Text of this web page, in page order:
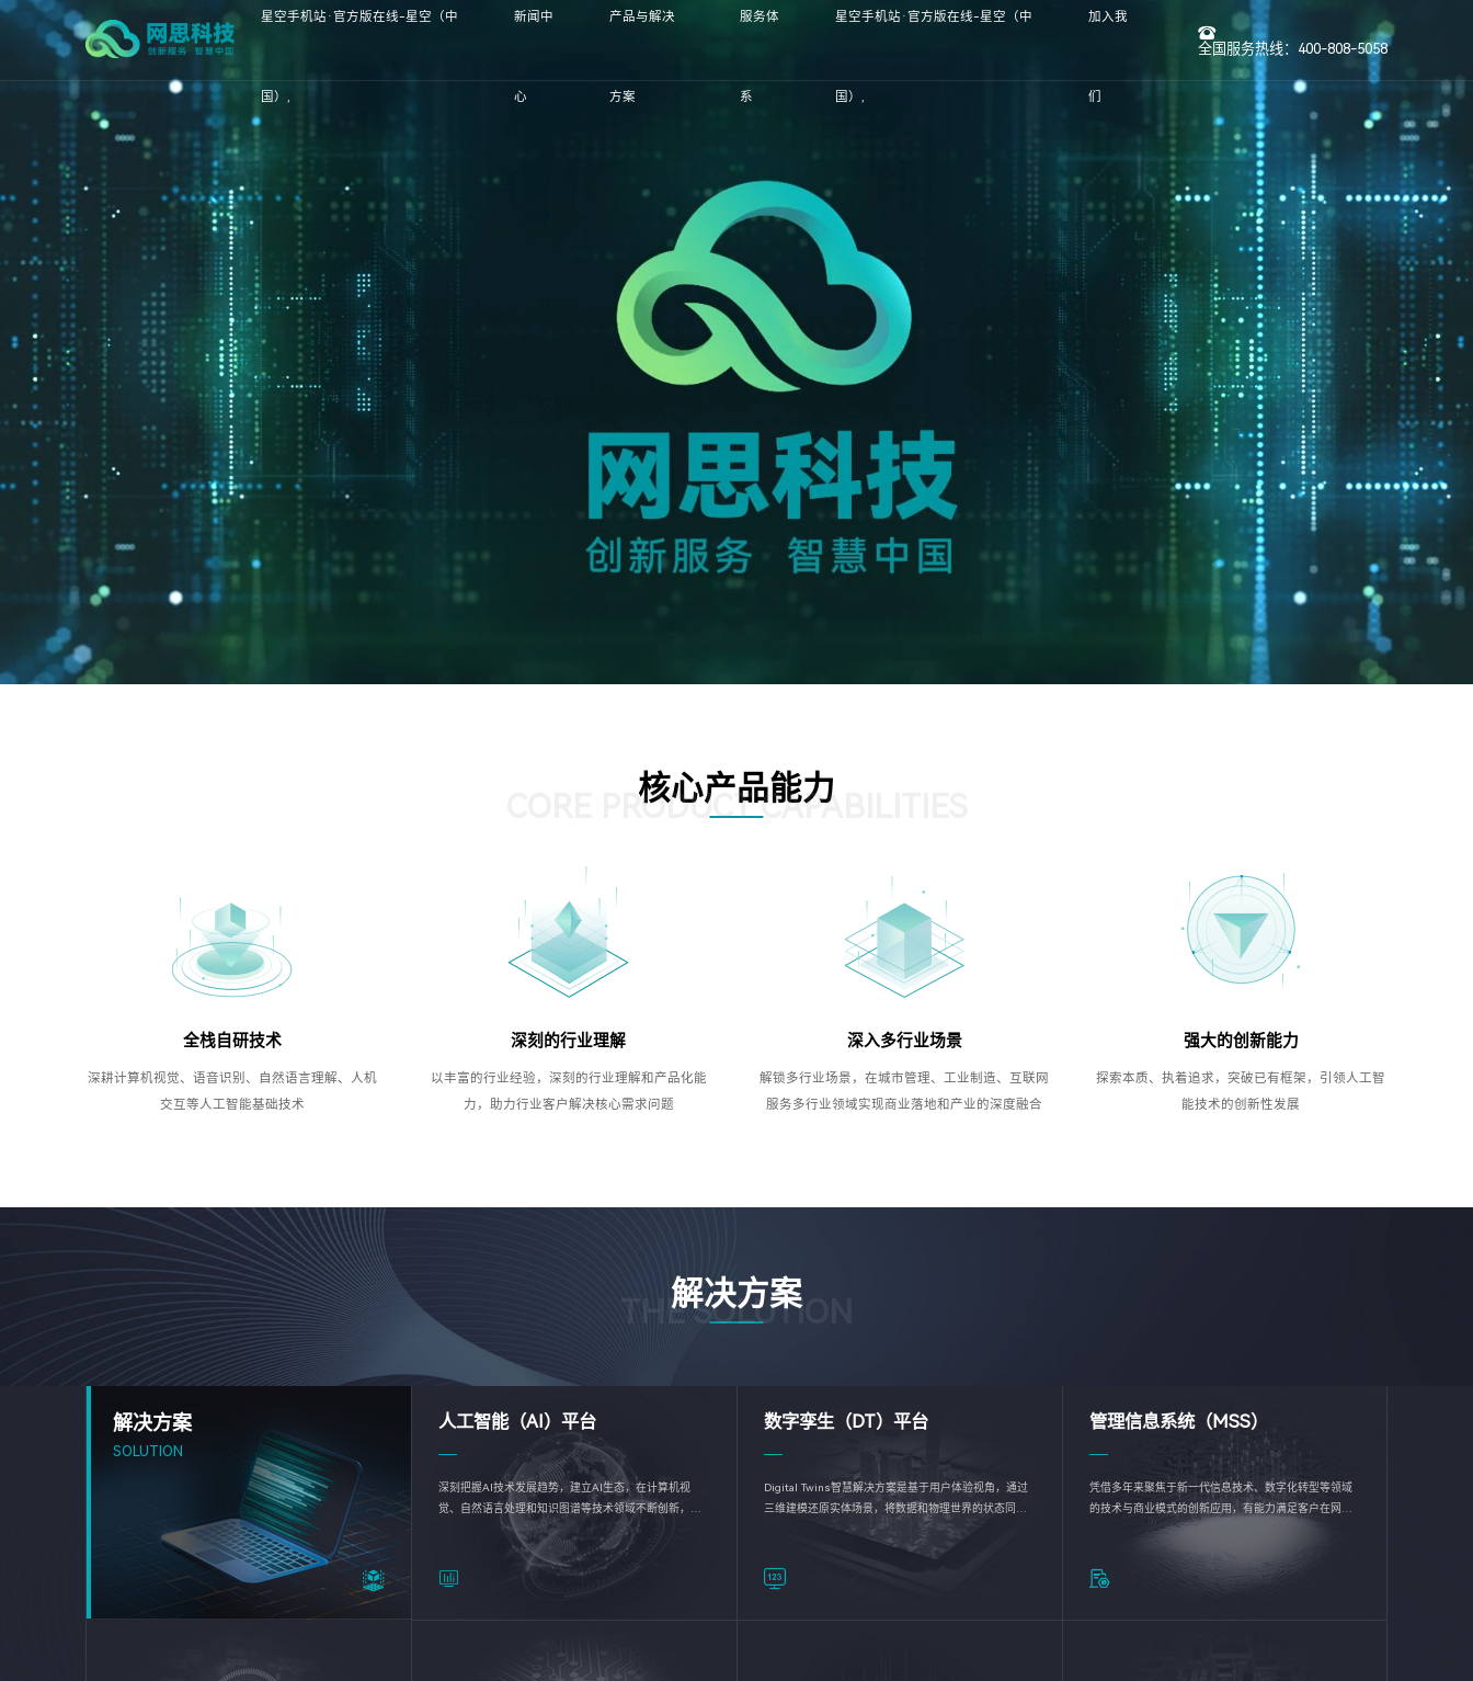
星空手机站·官方版在线-星空（中
国）,
新闻中
心
产品与解决
方案
服务体
系
星空手机站·官方版在线-星空（中
国）,
加入我
们
全国服务热线：400-808-5058
核心产品能力
CORE PRODUCT CAPABILITIES
全栈自研技术
深耕计算机视觉、语音识别、自然语言理解、人机
交互等人工智能基础技术
深刻的行业理解
以丰富的行业经验，深刻的行业理解和产品化能
力，助力行业客户解决核心需求问题
深入多行业场景
解锁多行业场景，在城市管理、工业制造、互联网
服务多行业领域实现商业落地和产业的深度融合
强大的创新能力
探索本质、执着追求，突破已有框架，引领人工智
能技术的创新性发展
解决方案
THE SOLUTION
解决方案
SOLUTION
人工智能（AI）平台
深刻把握AI技术发展趋势，建立AI生态，在计算机视
觉、自然语言处理和知识图谱等技术领域不断创新，持
续优化企业数智化转型加速器—AlphaMind®AI能力开放
数字孪生（DT）平台
Digital Twins智慧解决方案是基于用户体验视角，通过
三维建模还原实体场景，将数据和物理世界的状态同步
呈现，使用户对关键数据有更直观的感受，推动各行业
完成智能化转型，实现新旧动能的转换
管理信息系统（MSS）
凭借多年来聚焦于新一代信息技术、数字化转型等领域
的技术与商业模式的创新应用，有能力满足客户在网络
优化、运营维护和信息安全防护等方面的需求，为客户